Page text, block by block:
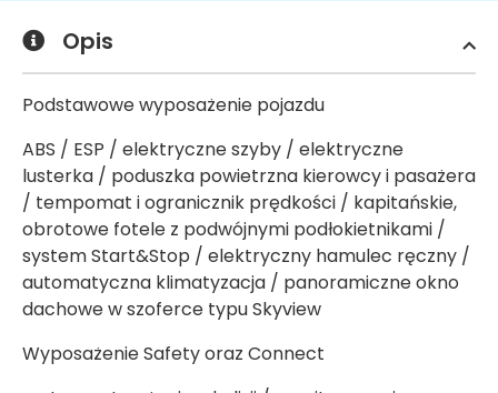
Opis
Podstawowe wyposażenie pojazdu
ABS / ESP / elektryczne szyby / elektryczne
lusterka / poduszka powietrzna kierowcy i pasażera
/ tempomat i ogranicznik prędkości / kapitańskie,
obrotowe fotele z podwójnymi podłokietnikami /
system Start&Stop / elektryczny hamulec ręczny /
automatyczna klimatyzacja / panoramiczne okno
dachowe w szoferce typu Skyview
Wyposażenie Safety oraz Connect